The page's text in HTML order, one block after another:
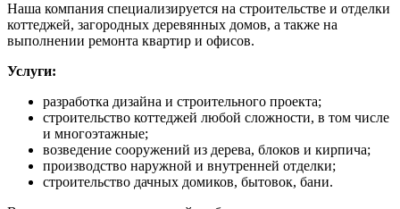
Наша компания специализируется на строительстве и отделки
коттеджей, загородных деревянных домов, а также на
выполнении ремонта квартир и офисов.
Услуги:
разработка дизайна и строительного проекта;
строительство коттеджей любой сложности, в том числе
и многоэтажные;
возведение сооружений из дерева, блоков и кирпича;
производство наружной и внутренней отделки;
строительство дачных домиков, бытовок, бани.